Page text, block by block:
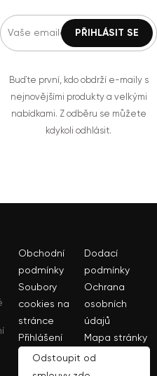
Buďte první, kdo obdrží e-maily s
nejnovějšími produkty a velkými
nabídkami. Z odběru se můžete
kdykoli odhlásit.
Obchodní
podmínky
Dodací
podmínky
Soubory
cookies na
stránce
Ochrana
osobních
údajů
Přihlášení
Mapa stránky
Odstoupit od